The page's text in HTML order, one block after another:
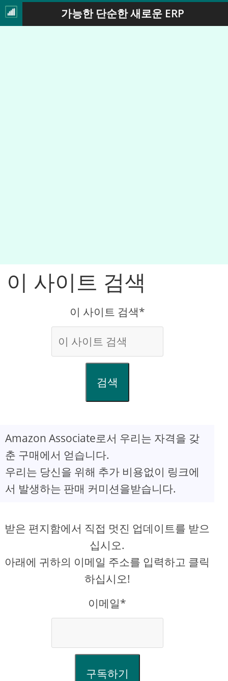
가능한 단순한 새로운 ERP
이 사이트 검색
이 사이트 검색*
검색
Amazon Associate로서 우리는 자격을 갖
춘 구매에서 얻습니다.
우리는 당신을 위해 추가 비용없이 링크에
서 발생하는 판매 커미션을받습니다.
받은 편지함에서 직접 멋진 업데이트를 받으
십시오.
아래에 귀하의 이메일 주소를 입력하고 클릭
하십시오!
이메일*
구독하기